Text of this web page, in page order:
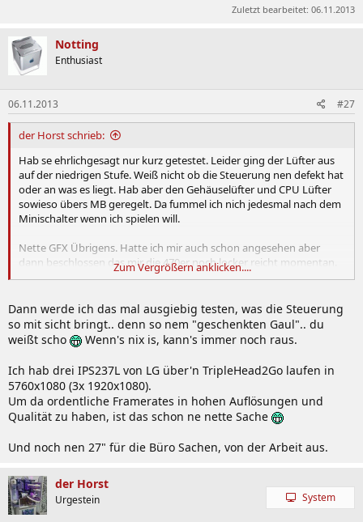
Zuletzt bearbeitet: 06.11.2013
Notting
Enthusiast
06.11.2013 #27
der Horst schrieb:
Hab se ehrlichgesagt nur kurz getestet. Leider ging der Lüfter aus
auf der niedrigen Stufe. Weiß nicht ob die Steuerung nen defekt hat
oder an was es liegt. Hab aber den Gehäuselüfter und CPU Lüfter
sowieso übers MB geregelt. Da fummel ich nich jedesmal nach dem
Minischalter wenn ich spielen will.
Nette GFX Übrigens. Hatte ich mir auch schon angesehen aber
dann beschlossen das mir die 470er noch locker reicht momentan.
Wieviele Monitore hast denn das man n SLI braucht?
Zum Vergrößern anklicken....
Dann werde ich das mal ausgiebig testen, was die Steuerung
so mit sicht bringt.. denn so nem "geschenkten Gaul".. du
weißt scho
Wenn's nix is, kann's immer noch raus.
Ich hab drei IPS237L von LG über'n TripleHead2Go laufen in
5760x1080 (3x 1920x1080).
Um da ordentliche Framerates in hohen Auflösungen und
Qualität zu haben, ist das schon ne nette Sache
Und noch nen 27" für die Büro Sachen, von der Arbeit aus.
der Horst
Urgestein System